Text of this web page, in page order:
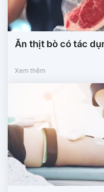
Ăn thịt bò có tác
Xem thêm